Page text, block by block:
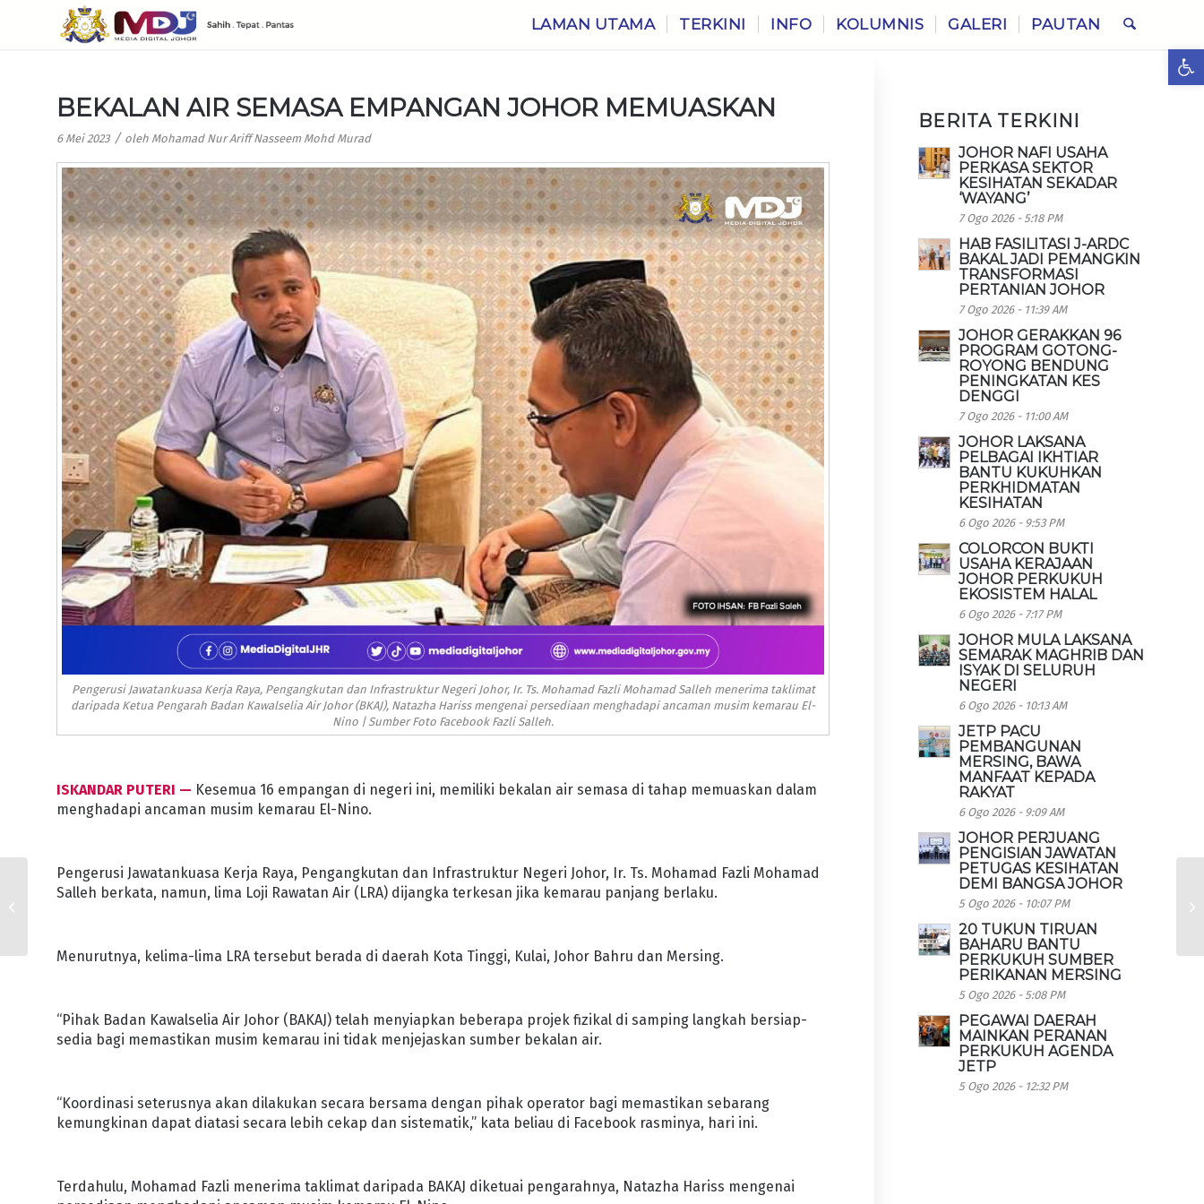
LAMAN UTAMA TERKINI INFO KOLUMNIS GALERI PAUTAN
BEKALAN AIR SEMASA EMPANGAN JOHOR MEMUASKAN
6 Mei 2023 / oleh Mohamad Nur Ariff Nasseem Mohd Murad
Pengerusi Jawatankuasa Kerja Raya, Pengangkutan dan Infrastruktur Negeri Johor, Ir. Ts. Mohamad Fazli Mohamad Salleh menerima taklimat
daripada Ketua Pengarah Badan Kawalselia Air Johor (BKAJ), Natazha Hariss mengenai persediaan menghadapi ancaman musim kemarau El-
Nino | Sumber Foto Facebook Fazli Salleh.
ISKANDAR PUTERI — Kesemua 16 empangan di negeri ini, memiliki bekalan air semasa di tahap memuaskan dalam
menghadapi ancaman musim kemarau El-Nino.
Pengerusi Jawatankuasa Kerja Raya, Pengangkutan dan Infrastruktur Negeri Johor, Ir. Ts. Mohamad Fazli Mohamad
Salleh berkata, namun, lima Loji Rawatan Air (LRA) dijangka terkesan jika kemarau panjang berlaku.
Menurutnya, kelima-lima LRA tersebut berada di daerah Kota Tinggi, Kulai, Johor Bahru dan Mersing.
“Pihak Badan Kawalselia Air Johor (BAKAJ) telah menyiapkan beberapa projek fizikal di samping langkah bersiap-
sedia bagi memastikan musim kemarau ini tidak menjejaskan sumber bekalan air.
“Koordinasi seterusnya akan dilakukan secara bersama dengan pihak operator bagi memastikan sebarang
kemungkinan dapat diatasi secara lebih cekap dan sistematik,” kata beliau di Facebook rasminya, hari ini.
Terdahulu, Mohamad Fazli menerima taklimat daripada BAKAJ diketuai pengarahnya, Natazha Hariss mengenai
BERITA TERKINI
JOHOR NAFI USAHA
PERKASA SEKTOR
KESIHATAN SEKADAR
‘WAYANG’
7 Ogo 2026 - 5:18 PM
HAB FASILITASI J-ARDC
BAKAL JADI PEMANGKIN
TRANSFORMASI
PERTANIAN JOHOR
7 Ogo 2026 - 11:39 AM
JOHOR GERAKKAN 96
PROGRAM GOTONG-
ROYONG BENDUNG
PENINGKATAN KES
DENGGI
7 Ogo 2026 - 11:00 AM
JOHOR LAKSANA
PELBAGAI IKHTIAR
BANTU KUKUHKAN
PERKHIDMATAN
KESIHATAN
6 Ogo 2026 - 9:53 PM
COLORCON BUKTI
USAHA KERAJAAN
JOHOR PERKUKUH
EKOSISTEM HALAL
6 Ogo 2026 - 7:17 PM
JOHOR MULA LAKSANA
SEMARAK MAGHRIB DAN
ISYAK DI SELURUH
NEGERI
6 Ogo 2026 - 10:13 AM
JETP PACU
PEMBANGUNAN
MERSING, BAWA
MANFAAT KEPADA
RAKYAT
6 Ogo 2026 - 9:09 AM
JOHOR PERJUANG
PENGISIAN JAWATAN
PETUGAS KESIHATAN
DEMI BANGSA JOHOR
5 Ogo 2026 - 10:07 PM
20 TUKUN TIRUAN
BAHARU BANTU
PERKUKUH SUMBER
PERIKANAN MERSING
5 Ogo 2026 - 5:08 PM
PEGAWAI DAERAH
MAINKAN PERANAN
PERKUKUH AGENDA
JETP
5 Ogo 2026 - 12:32 PM
KERJASAMA ERAT
MAMPU TANGANI